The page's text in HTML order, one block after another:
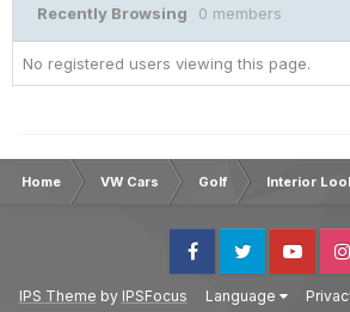
Recently Browsing 0 members
No registered users viewing this page.
Home VW Cars Golf Interior
IPS Theme by IPSFocus Language
FacebookTwitter Youtube